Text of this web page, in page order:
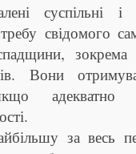
суспільні і
свідомого
зокрема
Вони
адекватно
за весь